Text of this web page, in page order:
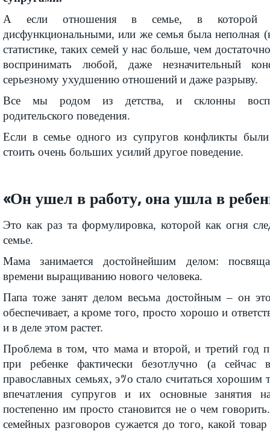
А если отношения в семье, в которой
дисфункциональными, или же семья была неполная
статистике, таких семей у нас больше, чем
воспринимать любой, даже незначительный
серьезному ухудшению отношений и даже разрыву.
Все мы родом из детства, и склонны
родительского поведения.
Если в семье одного из супругов конфликты
стоить очень больших усилий другое поведение.
«Он ушел в работу, она ушла в
Это как раз та формулировка, которой как огня
семье.
Мама занимается достойнейшим делом:
времени выращиванию нового человека.
Папа тоже занят делом весьма достойным – он
обеспечивает, а кроме того, просто хорошо и
и в деле этом растет.
Проблема в том, что мама и второй, и третий год
при ребенке фактически безотлучно (а сейчас
православных семьях, эﾂо стало считаться
впечатления супругов и их основные занятия
постепенно им просто становится не о чем
семейных разговоров сужается до того, какой товар